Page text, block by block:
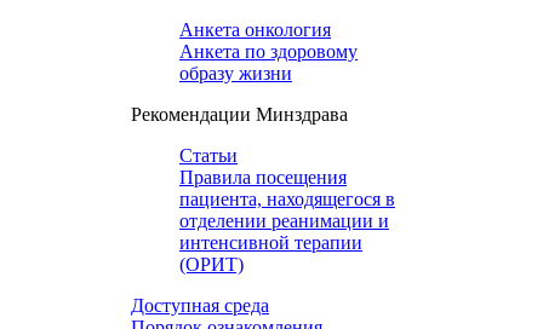
Анкета онкология
Анкета по здоровому
образу жизни
Рекомендации Минздрава
Статьи
Правила посещения
пациента, находящегося в
отделении реанимации и
интенсивной терапии
(ОРИТ)
Доступная среда